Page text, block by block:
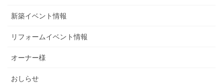
新築イベント情報
リフォームイベント情報
オーナー様
おしらせ